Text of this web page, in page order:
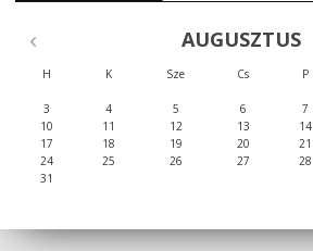
AUGUSZTUS
H K Sze Cs P
3
4 5 6 7
10
11 12 13 14
17
18 19 20 21
24
25 26 27 28
31